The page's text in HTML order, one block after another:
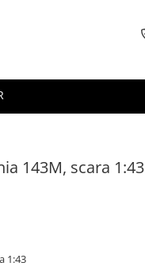
143M, scara 1:43
1:43